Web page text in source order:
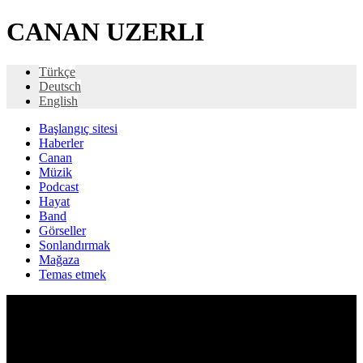
CANAN UZERLI
Türkçe
Deutsch
English
Başlangıç ​​sitesi
Haberler
Canan
Müzik
Podcast
Hayat
Band
Görseller
Sonlandırmak
Mağaza
Temas etmek